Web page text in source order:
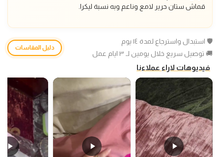
قماش ستان حرير لامع وناعم وبه نسبة ليكرا.
🛡️ استبدال واسترجاع لمدة ١٤ يوم
🚚 توصيل سريع خلال يومين لـ ٣ ايام عمل
دليل المقاسات
فيديوهات لاراء عملاءنا